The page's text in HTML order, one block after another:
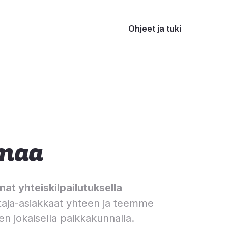
Ohjeet ja tuki
yhteiskilpailutuksella
asiakkaat yhteen ja teemme
jokaisella paikkakunnalla.